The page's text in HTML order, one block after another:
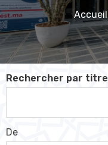
Accueil
Rechercher par titre
De